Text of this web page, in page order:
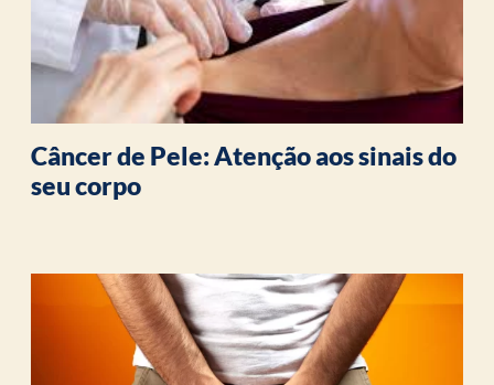
Câncer de Pele: Atenção aos sinais do
seu corpo